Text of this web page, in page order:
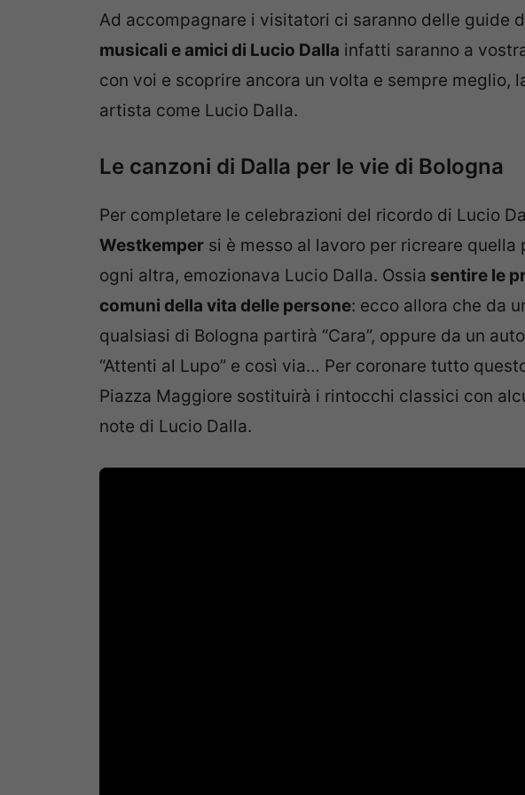
Ad accompagnare i visitatori ci saranno delle guide
musicali e amici di Lucio Dalla infatti saranno a
con voi e scoprire ancora un volta e sempre meglio,
artista come Lucio Dalla.
Le canzoni di Dalla per le vie di Bologna
Per completare le celebrazioni del ricordo di Lucio
Westkemper si è messo al lavoro per ricreare
ogni altra, emozionava Lucio Dalla. Ossia sentire le
comuni della vita delle persone: ecco allora che da
qualsiasi di Bologna partirà “Cara”, oppure da un
“Attenti al Lupo” e così via… Per coronare tutto
Piazza Maggiore sostituirà i rintocchi classici con
note di Lucio Dalla.